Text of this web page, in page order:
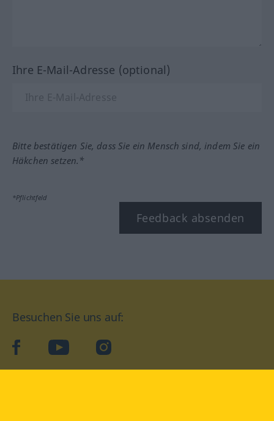
Ihre E-Mail-Adresse (optional)
Bitte bestätigen Sie, dass Sie ein Mensch sind, indem Sie ein
Häkchen setzen.*
*Pflichtfeld
Feedback absenden
Besuchen Sie uns auf:
facebookYouTube Instagram